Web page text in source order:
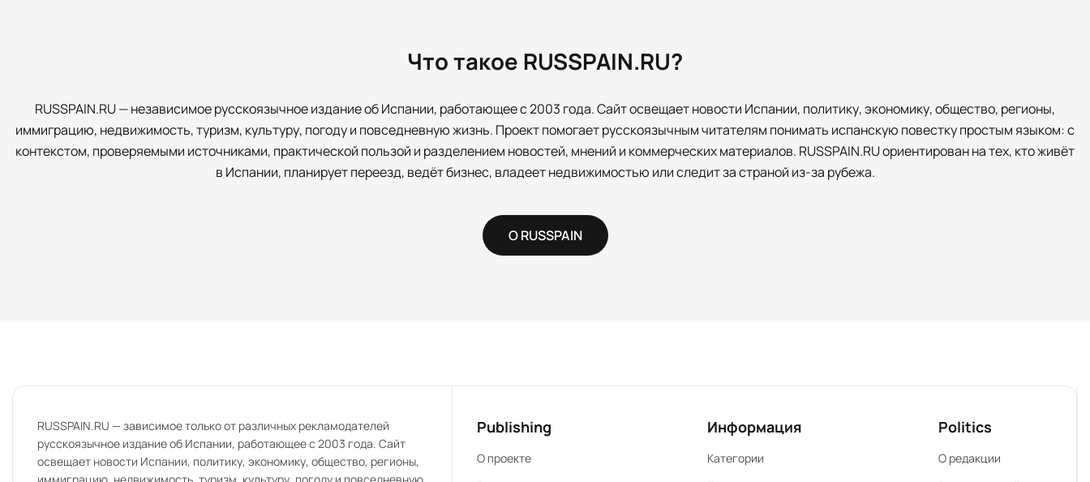
Что такое RUSSPAIN.RU?
RUSSPAIN.RU — независимое русскоязычное издание об Испании, работающее с 2003 года. Сайт освещает новости Испании, политику, экономику, общество, регионы,
иммиграцию, недвижимость, туризм, культуру, погоду и повседневную жизнь. Проект помогает русскоязычным читателям понимать испанскую повестку простым языком: с
контекстом, проверяемыми источниками, практической пользой и разделением новостей, мнений и коммерческих материалов. RUSSPAIN.RU ориентирован на тех, кто живёт
в Испании, планирует переезд, ведёт бизнес, владеет недвижимостью или следит за страной из-за рубежа.
О RUSSPAIN
RUSSPAIN.RU — зависимое только от различных рекламодателей
русскоязычное издание об Испании, работающее с 2003 года. Сайт
освещает новости Испании, политику, экономику, общество, регионы,
Publishing
О проекте
Информация
Категории
Politics
О редакции